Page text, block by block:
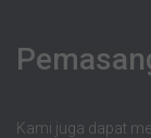
Kami juga dapat